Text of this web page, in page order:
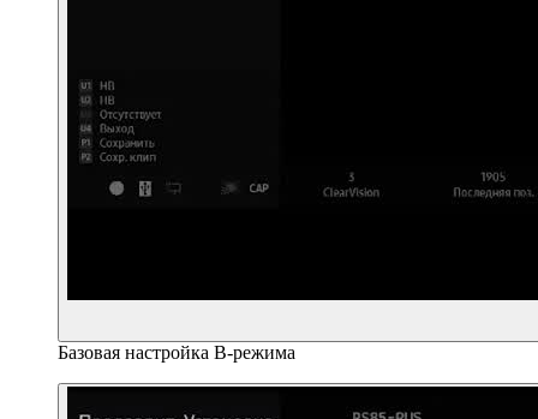
Базовая настройка B-режима